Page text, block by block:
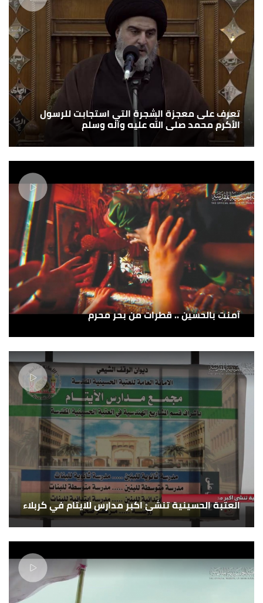
تعرف على معجزة الشجرة التي استجابت للرسول
الأكرم محمد صلى الله عليه وآله وسلم
آمنت بالحسين .. قطرات من بحر محرم
العتبة الحسينية تنشئ اكبر مدارس للايتام في كربلاء